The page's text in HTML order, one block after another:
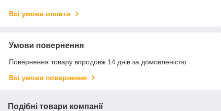
Всі умови оплати
Умови повернення
Повернення товару впродовж 14 днів за домовленістю
Всі умови повернення
Подібні товари компанії